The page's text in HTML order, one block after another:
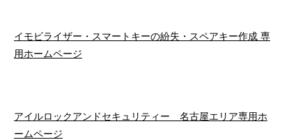
イモビライザー・スマートキーの紛失・スペアキー作成 専
用ホームページ
アイルロックアンドセキュリティー 名古屋エリア専用ホ
ームページ